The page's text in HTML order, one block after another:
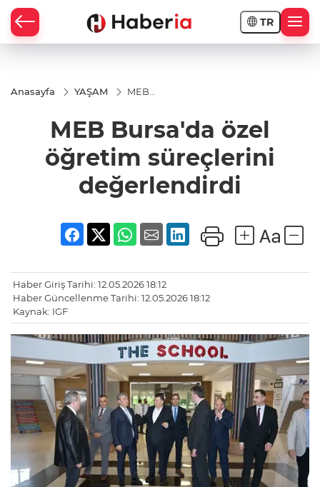
TR
Anasayfa YAŞAM
MEB
süreçlerini
değerlendirdi
MEB Bursa'da özel
öğretim süreçlerini
değerlendirdi
Haber Giriş Tarihi: 12.05.2026 18:12
Haber Güncellenme Tarihi: 12.05.2026 18:12
Kaynak: IGF